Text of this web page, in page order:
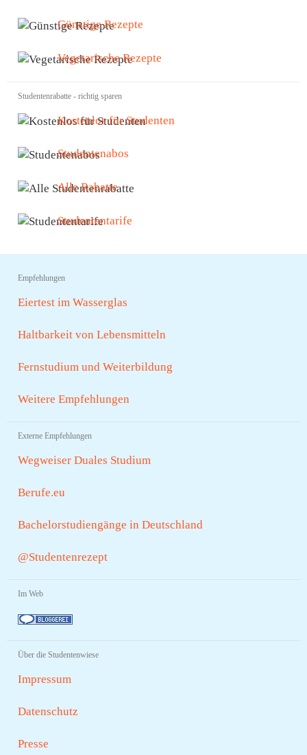
Günstige Rezepte
Vegetarische Rezepte
Studentenrabatte - richtig sparen
Kostenlos für Studenten
Studentenabos
Alle Rabatte
Studententarife
Empfehlungen
Eiertest im Wasserglas
Haltbarkeit von Lebensmitteln
Fernstudium und Weiterbildung
Weitere Empfehlungen
Externe Empfehlungen
Wegweiser Duales Studium
Berufe.eu
Bachelorstudiengänge in Deutschland
@Studentenrezept
Im Web
Über die Studentenwiese
Impressum
Datenschutz
Presse